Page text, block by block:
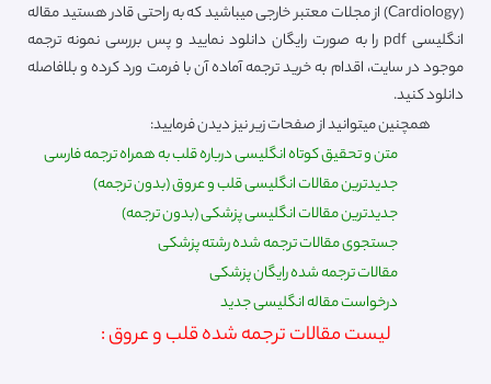
(Cardiology) از مجلات معتبر خارجی میباشید که به راحتی قادر هستید مقاله
انگلیسی pdf را به صورت رایگان دانلود نمایید و پس بررسی نمونه ترجمه
موجود در سایت، اقدام به خرید ترجمه آماده آن با فرمت ورد کرده و بلافاصله
دانلود کنید.
همچنین میتوانید از صفحات زیر نیز دیدن فرمایید:
متن و تحقیق کوتاه انگلیسی درباره قلب به همراه ترجمه فارسی
جدیدترین مقالات انگلیسی قلب و عروق (بدون ترجمه)
جدیدترین مقالات انگلیسی پزشکی (بدون ترجمه)
جستجوی مقالات ترجمه شده رشته پزشکی
مقالات ترجمه شده رایگان پزشکی
درخواست مقاله انگلیسی جدید
لیست مقالات ترجمه شده قلب و عروق :